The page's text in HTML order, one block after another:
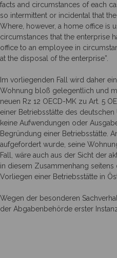
facts and circumstances of each
so intermittent or incidental that
Where, however, a home office is
circumstances that the enterprise
office to an employee in
at the disposal of the enterprise”.
Im vorliegenden Fall wird daher
Wohnung bloß gelegentlich und
neuen Rz 12 OECD-MK zu Art. 5
einer Betriebsstätte des
keine Aufwendungen oder
Begründung einer Betriebsstätte.
aufgefordert wurde, seine
Fall, wäre auch aus der Sicht der
in diesem Zusammenhang
Vorliegen einer Betriebsstätte in
Wegen der besonderen
der Abgabenbehörde erster